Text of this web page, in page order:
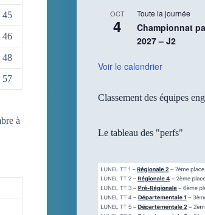
45
46
48
57
à
OCT
4
Toute la journée
Championnat
2027 – J2
Voir le calendrier
Classement des équipes
Le tableau des "perfs"